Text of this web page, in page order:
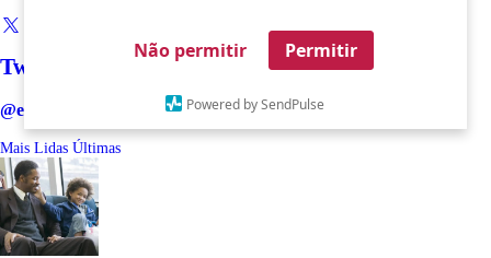
Não permitir Permitir
Powered by SendPulse
Twitter
@estrelando
Mais Lidas Últimas